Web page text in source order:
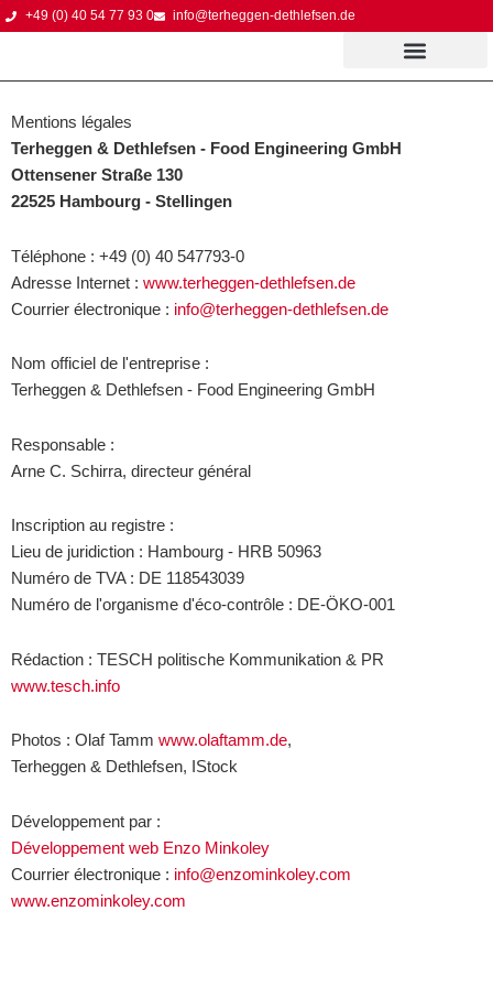
Skip+49 (0) 40 54 77 93 0 info@terheggen-dethlefsen.de
Mentions légales
Terheggen & Dethlefsen - Food Engineering GmbH
Ottensener Straße 130
22525 Hambourg - Stellingen
Téléphone : +49 (0) 40 547793-0
Adresse Internet : www.terheggen-dethlefsen.de
Courrier électronique : info@terheggen-dethlefsen.de
Nom officiel de l'entreprise :
Terheggen & Dethlefsen - Food Engineering GmbH
Responsable :
Arne C. Schirra, directeur général
Inscription au registre :
Lieu de juridiction : Hambourg - HRB 50963
Numéro de TVA : DE 118543039
Numéro de l'organisme d'éco-contrôle : DE-ÖKO-001
Rédaction : TESCH politische Kommunikation & PR
www.tesch.info
Photos : Olaf Tamm www.olaftamm.de,
Terheggen & Dethlefsen, IStock
Développement par :
Développement web Enzo Minkoley
Courrier électronique : info@enzominkoley.com
www.enzominkoley.com